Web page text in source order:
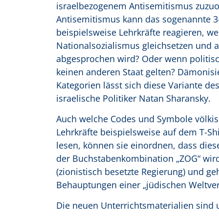
israelbezogenem Antisemitismus
Antisemitismus kann das sogenannte
beispielsweise Lehrkräfte reagieren,
Nationalsozialismus gleichsetzen und
abgesprochen wird? Oder wenn
keinen anderen Staat gelten?
Kategorien lässt sich diese Variante
israelische Politiker Natan Sharansky.
Auch welche Codes und Symbole
Lehrkräfte beispielsweise auf dem T-
lesen, können sie einordnen, dass
der Buchstabenkombination „ZOG“
(zionistisch besetzte Regierung) und
Behauptungen einer „jüdischen
Die neuen Unterrichtsmaterialien sind